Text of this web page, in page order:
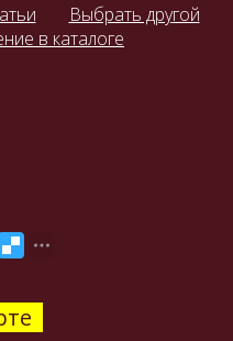
Выбрать другой
в каталоге